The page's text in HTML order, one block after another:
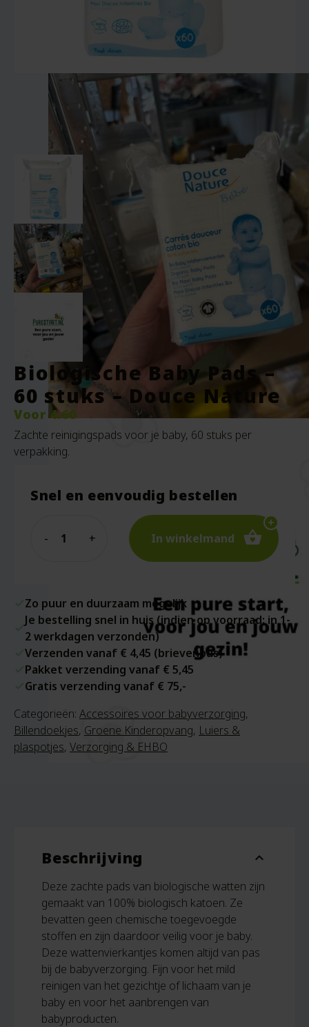
Biologische Baby Pads –
60 stuks – Douce Nature
Voor4.60
Zachte reinigingspads voor je baby, 60 stuks per
verpakking.
Snel en eenvoudig bestellen
In winkelmand
Zo puur en duurzaam mogelijk
Je bestelling snel in huis (indien op voorraad: in 1-
2 werkdagen verzonden)
Verzenden vanaf € 4,45 (brievenbus)
Pakket verzending vanaf € 5,45
Gratis verzending vanaf € 75,-
Categorieën: Accessoires voor babyverzorging,
Billendoekjes, Groene Kinderopvang, Luiers &
plaspotjes, Verzorging & EHBO
Beschrijving expand_more
Deze zachte pads van biologische watten zijn
gemaakt van 100% biologisch katoen. Ze
bevatten geen chemische toegevoegde
stoffen en zijn daardoor veilig voor je baby.
Deze wattenvierkantjes komen altijd van pas
bij de babyverzorging. Fijn voor het mild
reinigen van het gezichtje of lichaam van je
baby en voor het aanbrengen van
babyproducten.